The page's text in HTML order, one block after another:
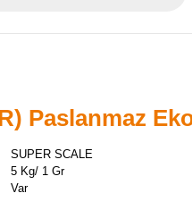
Paslanmaz
SUPER SCALE
5 Kg/ 1 Gr
Var